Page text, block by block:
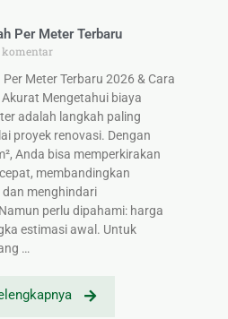
Per Meter Terbaru
Meter Terbaru 2026 & Cara
Mengetahui biaya
adalah langkah paling
proyek renovasi. Dengan
Anda bisa memperkirakan
membandingkan
menghindari
perlu dipahami: harga
estimasi awal. Untuk
…